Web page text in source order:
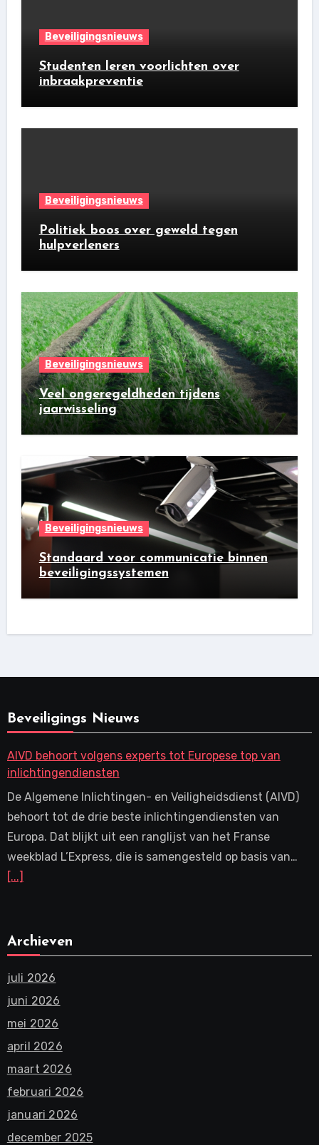
Beveiligingsnieuws
Studenten leren voorlichten over
inbraakpreventie
Beveiligingsnieuws
Politiek boos over geweld tegen
hulpverleners
Beveiligingsnieuws
Veel ongeregeldheden tijdens
jaarwisseling
Beveiligingsnieuws
Standaard voor communicatie binnen
beveiligingssystemen
Beveiligings Nieuws
AIVD behoort volgens experts tot Europese top van
inlichtingendiensten
De Algemene Inlichtingen- en Veiligheidsdienst (AIVD)
behoort tot de drie beste inlichtingendiensten van
Europa. Dat blijkt uit een ranglijst van het Franse
weekblad L’Express, die is samengesteld op basis van…
[...]
Archieven
juli 2026
juni 2026
mei 2026
april 2026
maart 2026
februari 2026
januari 2026
december 2025